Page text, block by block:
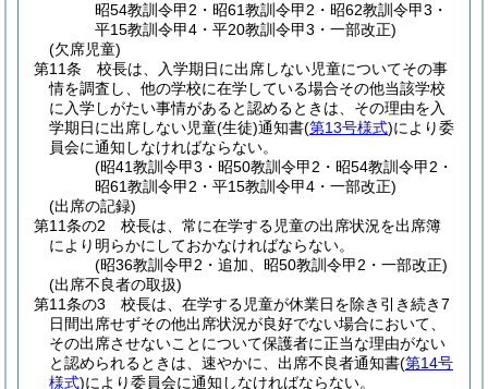
昭54教訓令甲2・昭61教訓令甲2・昭62教訓令甲3・
平15教訓令甲4・平20教訓令甲3・一部改正)
(欠席児童)
第11条
校長は、入学期日に出席しない児童についてその事
情を調査し、他の学校に在学している場合その他当該学校
に入学しがたい事情があると認めるときは、その理由を入
学期日に出席しない児童(生徒)通知書(第13号様式)により委
員会に通知しなければならない。
(昭41教訓令甲3・昭50教訓令甲2・昭54教訓令甲2・
昭61教訓令甲2・平15教訓令甲4・一部改正)
(出席の記録)
第11条の2
校長は、常に在学する児童の出席状況を出席簿
により明らかにしておかなければならない。
(昭36教訓令甲2・追加、昭50教訓令甲2・一部改正)
(出席不良者の取扱)
第11条の3
校長は、在学する児童が休業日を除き引き続き7
日間出席せずその他出席状況が良好でない場合において、
その出席させないことについて保護者に正当な理由がない
と認められるときは、速やかに、出席不良者通知書(第14号
様式)により委員会に通知しなければならない。